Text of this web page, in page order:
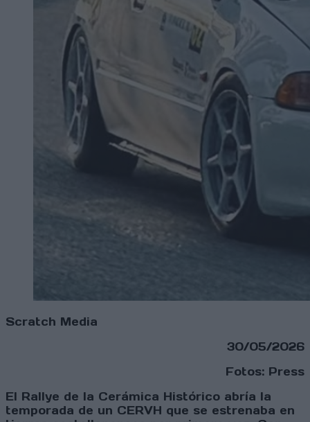
Scratch Media
30/05/2026
Fotos: Press
El Rallye de la Cerámica Histórico abría la
temporada de un CERVH que se estrenaba en